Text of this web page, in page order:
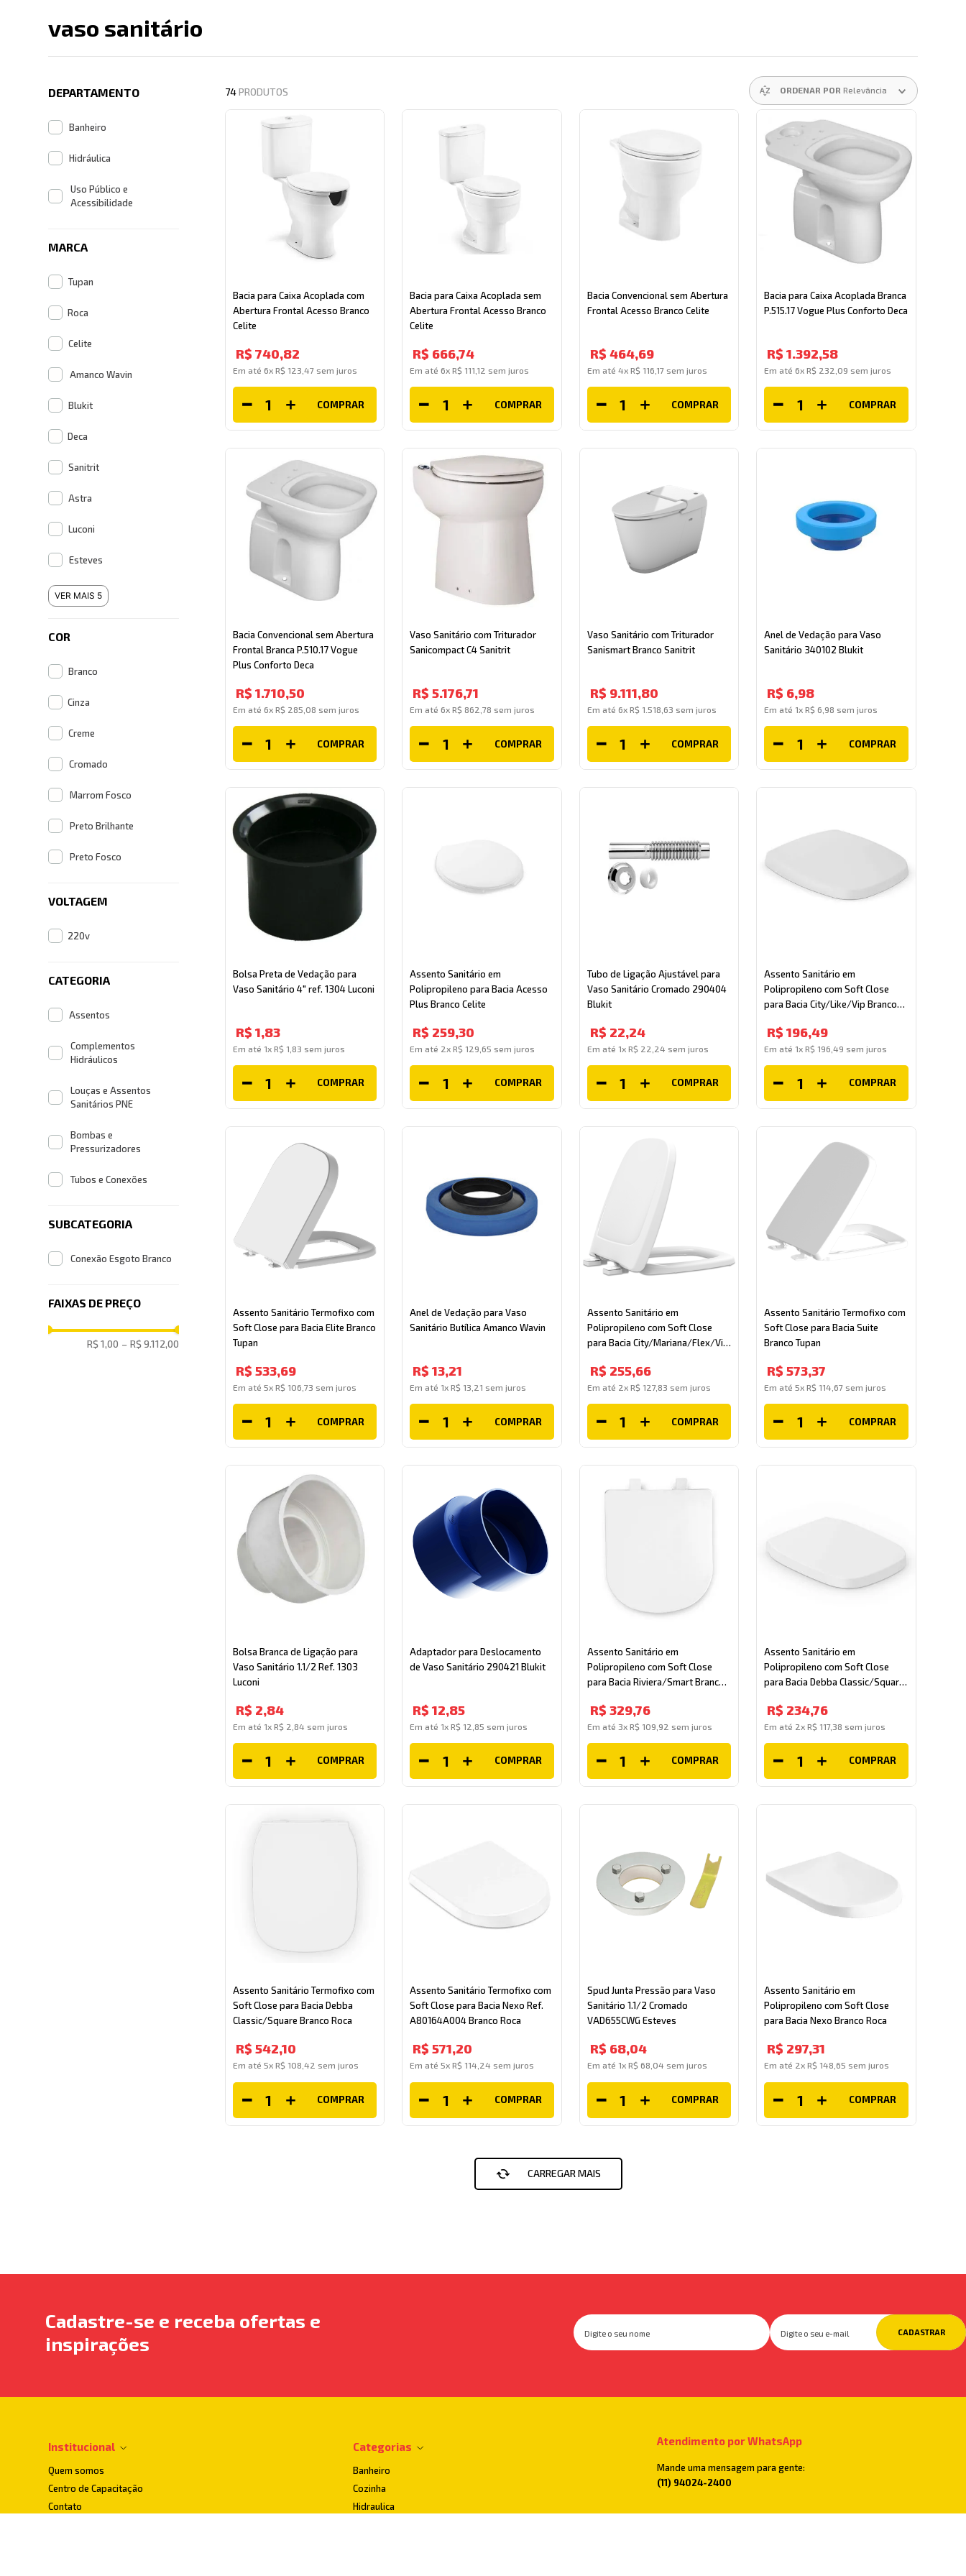
vaso sanitário
Descrição search category
DEPARTAMENTO
Banheiro
Hidráulica
Uso Público e
Acessibilidade
MARCA
Tupan
Roca
Celite
Amanco Wavin
Blukit
Deca
Sanitrit
Astra
Luconi
Esteves
VER MAIS 5
COR
Branco
Cinza
Creme
Cromado
Marrom Fosco
Preto Brilhante
Preto Fosco
VOLTAGEM
220v
CATEGORIA
Assentos
Complementos
Hidráulicos
Louças e Assentos
Sanitários PNE
Bombas e
Pressurizadores
Tubos e Conexões
SUBCATEGORIA
Conexão Esgoto Branco
FAIXAS DE PREÇO
R$ 1,00 – R$ 9.112,00
74PRODUTOS ORDENAR POR Relevância
Bacia para Caixa Acoplada com
Abertura Frontal Acesso Branco
Celite
R$ 740,82
Em até 6x R$ 123 47sem juros
COMPRAR
Bacia para Caixa Acoplada sem
Abertura Frontal Acesso Branco
Celite
R$ 666,74
Em até6xR$ 111 12 sem juros
COMPRAR
Bacia Convencional sem Abertura
Frontal Acesso Branco Celite
R$ 464,69
Em até 4x R$ 116 17sem juros
COMPRAR
Bacia para Caixa Acoplada Branca
P.515.17 Vogue Plus Conforto Deca
R$ 1.392,58
Em até6xR$ 232 09 sem juros
COMPRAR
Bacia Convencional sem Abertura
Frontal Branca P.510.17 Vogue
Plus Conforto Deca
R$ 1.710,50
Em até 6x R$ 285 08 sem juros
COMPRAR
Vaso Sanitário com Triturador
Sanicompact C4 Sanitrit
R$ 5.176,71
Em até6xR$ 862 ,78 sem juros
COMPRAR
Vaso Sanitário com Triturador
Sanismart Branco Sanitrit
R$ 9.111,80
Em até 6x R$ 1 518 63 sem juros
COMPRAR
Anel de Vedação para Vaso
Sanitário 340102 Blukit
R$ 6,98
Em até 1xR$ 6 98 sem juros
COMPRAR
Bolsa Preta de Vedação para
Vaso Sanitário 4" ref. 1304 Luconi
R$ 1,83
Em até 1x R$ 1 83 sem juros
COMPRAR
Assento Sanitário em
Polipropileno para Bacia Acesso
Plus Branco Celite
R$ 259,30
Em até 2xR$ 129 ,65 sem juros
COMPRAR
Tubo de Ligação Ajustável para
Vaso Sanitário Cromado 290404
Blukit
R$ 22,24
Em até 1x R$ 22 24 sem juros
COMPRAR
Assento Sanitário em
Polipropileno com Soft Close
para Bacia City/Like/Vip Branco
R$ 196,49
Em até 1xR$ 196 ,49 sem juros
COMPRAR
Assento Sanitário Termofixo com
Soft Close para Bacia Elite Branco
Tupan
R$ 533,69
Em até 5x R$ 106 73 sem juros
COMPRAR
Anel de Vedação para Vaso
Sanitário Butílica Amanco Wavin
R$ 13,21
Em até 1xR$ 13 21 sem juros
COMPRAR
Assento Sanitário em
Polipropileno com Soft Close
para Bacia City/Mariana/Flex/Vip
R$ 255,66
Em até 2x R$ 127, 83 sem juros
COMPRAR
Assento Sanitário Termofixo com
Soft Close para Bacia Suite
Branco Tupan
R$ 573,37
Em até5xR$ 114 ,67 sem juros
COMPRAR
Bolsa Branca de Ligação para
Vaso Sanitário 1.1/2 Ref. 1303
Luconi
R$ 2,84
Em até 1x R$ 2 84 sem juros
COMPRAR
Adaptador para Deslocamento
de Vaso Sanitário 290421 Blukit
R$ 12,85
Em até 1xR$ 12 85 sem juros
COMPRAR
Assento Sanitário em
Polipropileno com Soft Close
para Bacia Riviera/Smart Branco
R$ 329,76
Em até 3x R$ 109 92 sem juros
COMPRAR
Assento Sanitário em
Polipropileno com Soft Close
para Bacia Debba Classic/Square
R$ 234,76
Em até 2xR$ 117, 38 sem juros
COMPRAR
Assento Sanitário Termofixo com
Soft Close para Bacia Debba
Classic/Square Branco Roca
R$ 542,10
Em até 5x R$ 108 42 sem juros
COMPRAR
Assento Sanitário Termofixo com
Soft Close para Bacia Nexo Ref.
A80164A004 Branco Roca
R$ 571,20
Em até5xR$ 114 24 sem juros
COMPRAR
Spud Junta Pressão para Vaso
Sanitário 1.1/2 Cromado
VAD655CWG Esteves
R$ 68,04
Em até 1x R$ 68 04 sem juros
COMPRAR
Assento Sanitário em
Polipropileno com Soft Close
para Bacia Nexo Branco Roca
R$ 297,31
Em até 2xR$ 148 ,65 sem juros
COMPRAR
Cadastre-se e receba ofertas e
inspirações
CADASTRAR
Institucional
Quem somos
Centro de Capacitação
Contato
Categorias
Banheiro
Cozinha
Hidraulica
Atendimento por WhatsApp
Mande uma mensagem para gente:
(11) 94024-2400